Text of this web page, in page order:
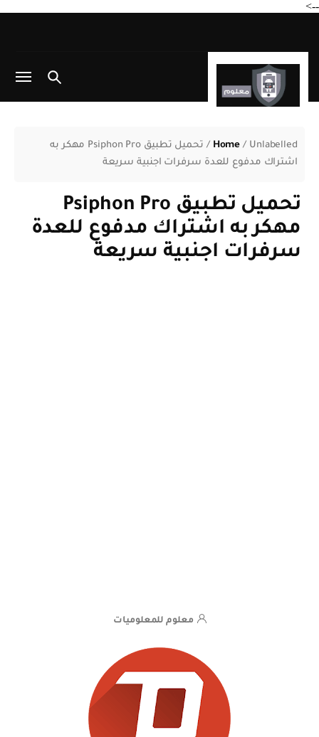
-->
Home / Unlabelled
/
تحميل تطبيق Psiphon Pro مهكر به
اشتراك مدفوع للعدة سرفرات اجنبية سريعة
تحميل تطبيق Psiphon Pro
مهكر به اشتراك مدفوع للعدة
سرفرات اجنبية سريعة
معلوم للمعلوميات